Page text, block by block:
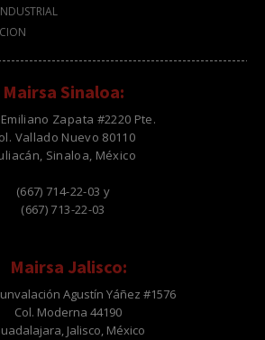
Mairsa Sinaloa:
Zapata #2220 Pte.
Vallado Nuevo 80110
Sinaloa, México
(667) 714-22-03 y
(667) 713-22-03
Mairsa Jalisco:
Agustín Yáñez #1576
Col. Moderna 44190
Jalisco, México